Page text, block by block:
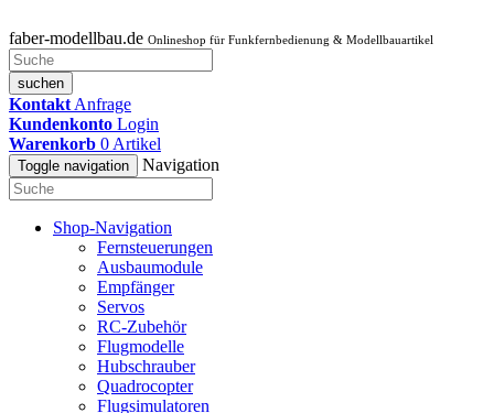
faber-modellbau.de Onlineshop für Funkfernbedienung & Modellbauartikel
suchen
Kontakt Anfrage
Kundenkonto Login
Warenkorb 0 Artikel
Toggle navigation Navigation
Shop-Navigation
Fernsteuerungen
Ausbaumodule
Empfänger
Servos
RC-Zubehör
Flugmodelle
Hubschrauber
Quadrocopter
Flugsimulatoren